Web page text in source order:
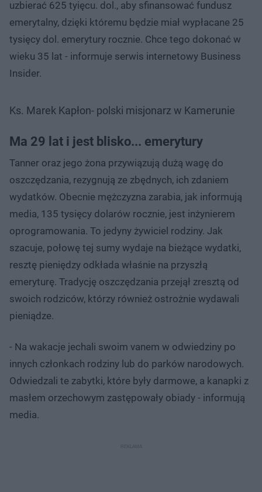
uzbierać 625 tyięcu. dol., aby sfinansować fundusz
emerytalny, dzięki któremu będzie miał wypłacane 25
tysięcy dol. emerytury rocznie. Chce tego dokonać w
wieku 35 lat - informuje serwis internetowy Business
Insider.
Ks. Marek Kapłon- polski misjonarz w Kamerunie
Ma 29 lat i jest blisko... emerytury
Tanner oraz jego żona przywiązują dużą wagę do
oszczędzania, rezygnują ze zbędnych, ich zdaniem
wydatków. Obecnie mężczyzna zarabia, jak informują
media, 135 tysięcy dolarów rocznie, jest inżynierem
oprogramowania. To jedyny żywiciel rodziny. Jak
szacuje, połowę tej sumy wydaje na bieżące wydatki,
resztę pieniędzy odkłada właśnie na przyszłą
emeryturę. Tradycję oszczędzania przejął zresztą od
swoich rodziców, którzy również ostrożnie wydawali
pieniądze.
- Na wakacje jechali swoim vanem w odwiedziny po
innych członkach rodziny lub do parków narodowych.
Odwiedzali te zabytki, które były darmowe, a kanapki z
masłem orzechowym zastępowały obiady - informują
media.